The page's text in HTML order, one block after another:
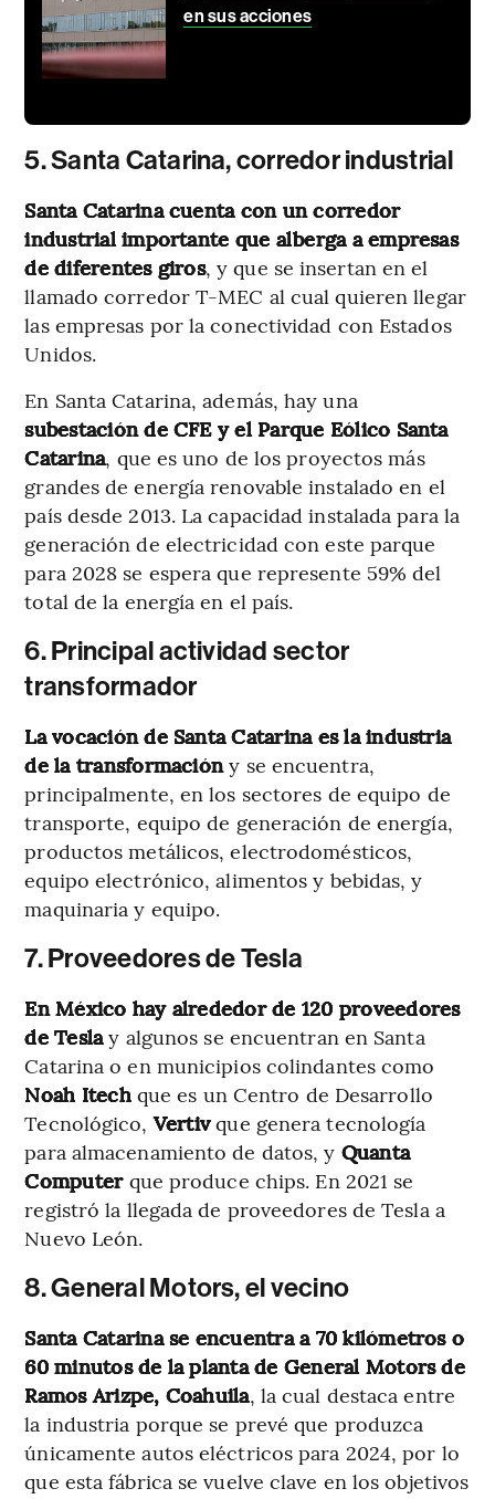
en sus acciones
5. Santa Catarina, corredor industrial
Santa Catarina cuenta con un corredor
industrial importante que alberga a empresas
de diferentes giros, y que se insertan en el
llamado corredor T-MEC al cual quieren llegar
las empresas por la conectividad con Estados
Unidos.
En Santa Catarina, además, hay una
subestación de CFE y el Parque Eólico Santa
Catarina, que es uno de los proyectos más
grandes de energía renovable instalado en el
país desde 2013. La capacidad instalada para la
generación de electricidad con este parque
para 2028 se espera que represente 59% del
total de la energía en el país.
6. Principal actividad sector
transformador
La vocación de Santa Catarina es la industria
de la transformacióny se encuentra,
principalmente, en los sectores de equipo de
transporte, equipo de generación de energía,
productos metálicos, electrodomésticos,
equipo electrónico, alimentos y bebidas, y
maquinaria y equipo.
7. Proveedores de Tesla
En México hay alrededor de 120 proveedores
de Teslay algunos se encuentran en Santa
Catarina o en municipios colindantes como
Noah Itechque es un Centro de Desarrollo
Tecnológico,Vertivque genera tecnología
para almacenamiento de datos, y Quanta
Computer que produce chips. En 2021 se
registró la llegada de proveedores de Tesla a
Nuevo León.
8. General Motors, el vecino
Santa Catarina se encuentra a 70 kilómetros o
60 minutos de la planta de General Motors de
Ramos Arizpe, Coahuila, la cual destaca entre
la industria porque se prevé que produzca
únicamente autos eléctricos para 2024, por lo
que esta fábrica se vuelve clave en los objetivos